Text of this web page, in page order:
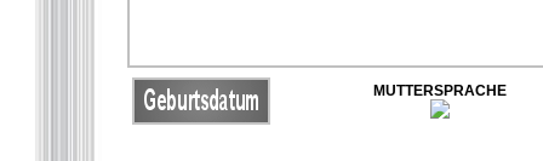
MUTTERSPRACHE